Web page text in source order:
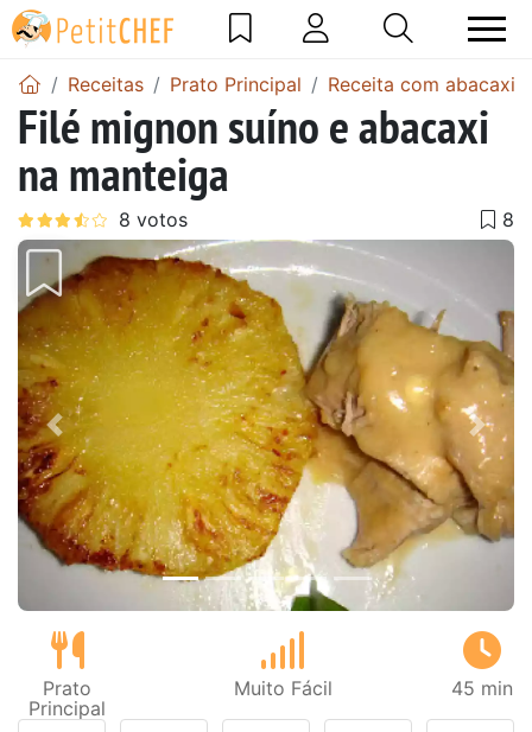
Receitas Prato Principal Receita com abacaxi
Filé mignon suíno e abacaxi
na manteiga
Anterior Next
Prato
Principal
Muito Fácil 45 min